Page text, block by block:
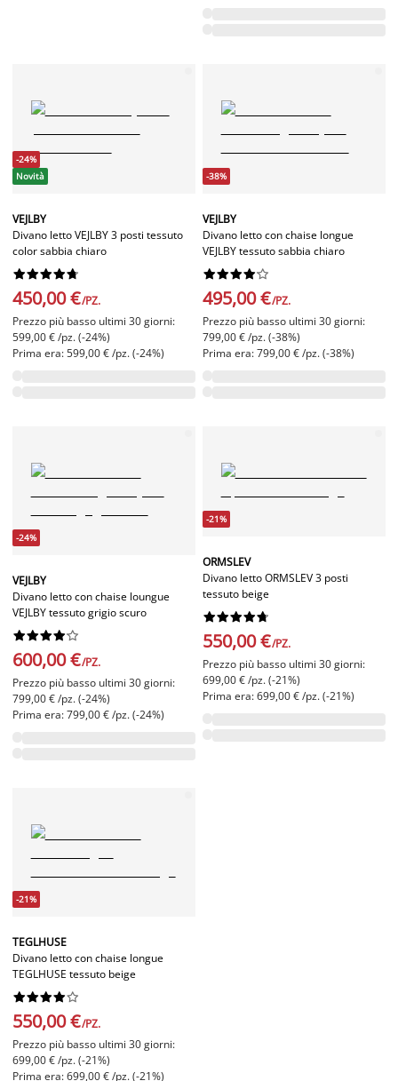
-24%
Novità
VEJLBY
Divano letto VEJLBY 3 posti tessuto
color sabbia chiaro






450,00 €/PZ.
Prezzo più basso ultimi 30 giorni:
599,00 € /pz. (-24%)
Prima era: 599,00 € /pz. (-24%)
-38%
VEJLBY
Divano letto con chaise longue
VEJLBY tessuto sabbia chiaro






495,00 €/PZ.
Prezzo più basso ultimi 30 giorni:
799,00 € /pz. (-38%)
Prima era: 799,00 € /pz. (-38%)
-24%
VEJLBY
Divano letto con chaise loungue
VEJLBY tessuto grigio scuro






600,00 €/PZ.
Prezzo più basso ultimi 30 giorni:
799,00 € /pz. (-24%)
Prima era: 799,00 € /pz. (-24%)
-21%
ORMSLEV
Divano letto ORMSLEV 3 posti
tessuto beige






550,00 €/PZ.
Prezzo più basso ultimi 30 giorni:
699,00 € /pz. (-21%)
Prima era: 699,00 € /pz. (-21%)
-21%
TEGLHUSE
Divano letto con chaise longue
TEGLHUSE tessuto beige






550,00 €/PZ.
Prezzo più basso ultimi 30 giorni:
699,00 € /pz. (-21%)
Prima era: 699,00 € /pz. (-21%)